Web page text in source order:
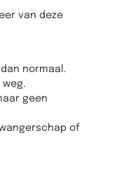
van deze
normaal.
geen
of